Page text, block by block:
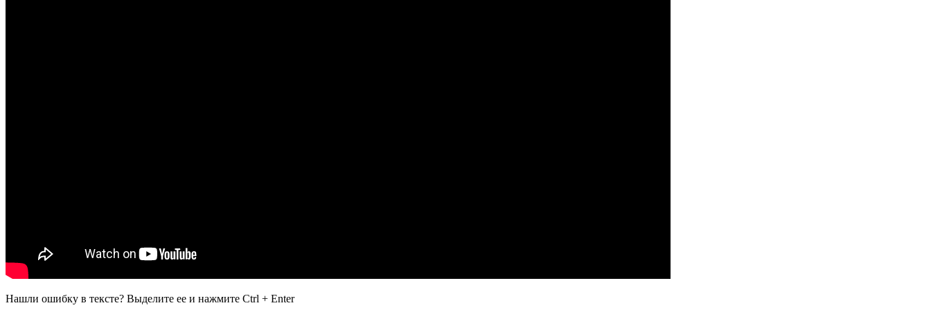
Нашли ошибку в тексте? Выделите ее и нажмите Ctrl + Enter